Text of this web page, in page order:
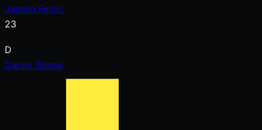
Jasmin Fejzic
23
D
Danilo Wiebe